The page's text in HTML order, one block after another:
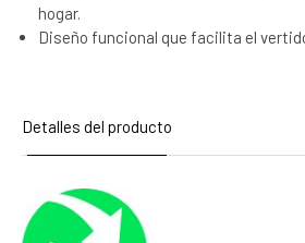
hogar.
Diseño funcional que facilita el
Detalles del producto